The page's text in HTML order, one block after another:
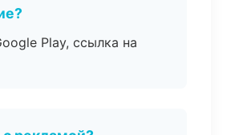
Play, ссылка на